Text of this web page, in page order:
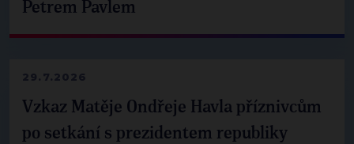
Petrem Pavlem
29.7.2026
Vzkaz Matěje Ondřeje Havla příznivcům
po setkání s prezidentem republiky